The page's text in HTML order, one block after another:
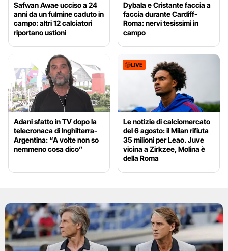
Safwan Awae ucciso a 24
anni da un fulmine caduto in
campo: altri 12 calciatori
riportano ustioni
Dybala e Cristante faccia a
faccia durante Cardiff-
Roma: nervi tesissimi in
campo
Adani sfatto in TV dopo la
telecronaca di Inghilterra-
Argentina: “A volte non so
nemmeno cosa dico”
LIVE
Le notizie di calciomercato
del 6 agosto: il Milan rifiuta
35 milioni per Leao. Juve
vicina a Zirkzee, Molina è
della Roma